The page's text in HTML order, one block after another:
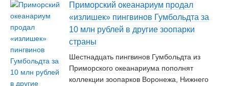
Приморский океанариум продал
«излишек» пингвинов Гумбольдта за
10 млн рублей в другие зоопарки
страны
Шестнадцать пингвинов Гумбольдта из
Приморского океанариума пополнят
коллекции зоопарков Воронежа, Нижнего